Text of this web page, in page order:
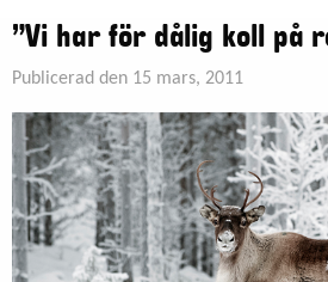
”Vi har för dålig koll på
Publicerad den 15 mars, 2011